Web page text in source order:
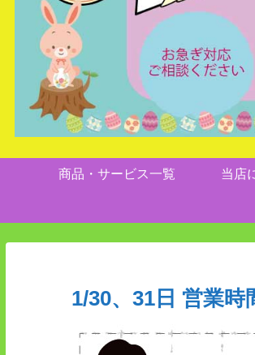
商品・サービス一覧 当店
1/30、31日 営業時